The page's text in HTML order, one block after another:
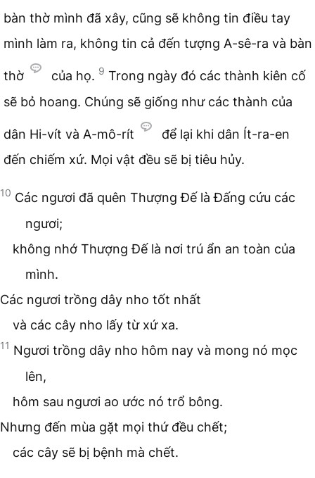
bàn thờ mình đã xây, cũng sẽ không tin điều tay
mình làm ra, không tin cả đến tượng A-sê-ra và bàn
thờ của họ. 9 Trong ngày đó các thành kiên cố
sẽ bỏ hoang. Chúng sẽ giống như các thành của
dân Hi-vít và A-mô-rít
để lại khi dân Ít-ra-en
đến chiếm xứ. Mọi vật đều sẽ bị tiêu hủy.
10 Các ngươi đã quên Thượng Đế là Đấng cứu các
ngươi;
không nhớ Thượng Đế là nơi trú ẩn an toàn của
mình.
Các ngươi trồng dây nho tốt nhất
và các cây nho lấy từ xứ xa.
11 Ngươi trồng dây nho hôm nay và mong nó mọc
lên,
hôm sau ngươi ao ước nó trổ bông.
Nhưng đến mùa gặt mọi thứ đều chết;
các cây sẽ bị bệnh mà chết.